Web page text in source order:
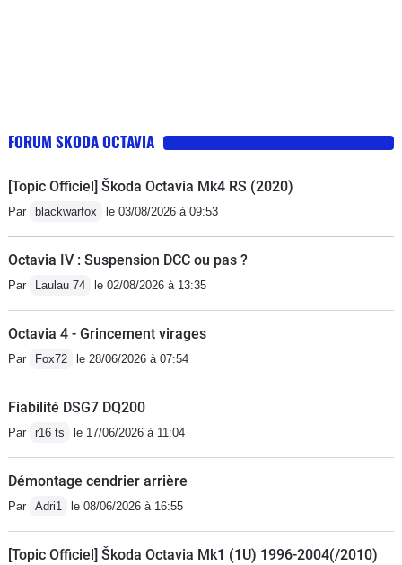
FORUM SKODA OCTAVIA
[Topic Officiel] Škoda Octavia Mk4 RS (2020)
Par blackwarfox le 03/08/2026 à 09:53
Octavia IV : Suspension DCC ou pas ?
Par Laulau 74 le 02/08/2026 à 13:35
Octavia 4 - Grincement virages
Par Fox72 le 28/06/2026 à 07:54
Fiabilité DSG7 DQ200
Par r16 ts le 17/06/2026 à 11:04
Démontage cendrier arrière
Par Adri1 le 08/06/2026 à 16:55
[Topic Officiel] Škoda Octavia Mk1 (1U) 1996-2004(/2010)